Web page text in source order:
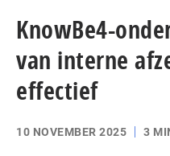
KnowBe4-
van interne
effectief
10 NOVEMBER 2025 3